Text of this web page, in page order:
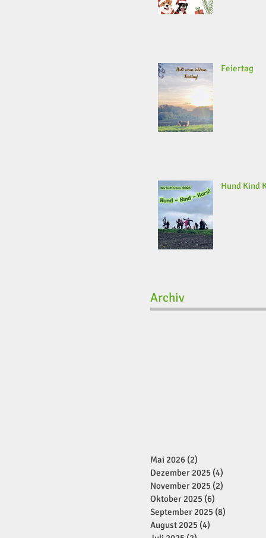
Feiertag
Hund Kind
Archiv
Mai 2026 (2)
Dezember 2025 (4)
November 2025 (2)
Oktober 2025 (6)
September 2025 (8)
August 2025 (4)